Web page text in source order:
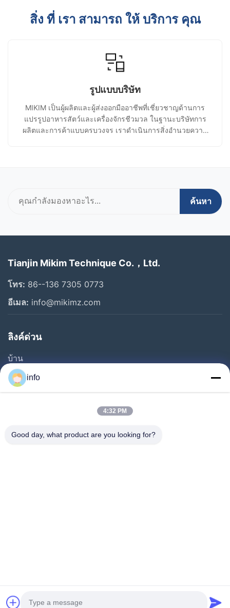
สิ่ง ที่ เรา สามารถ ให้ บริการ คุณ
รูปแบบบริษัท
MIKIM เป็นผู้ผลิตและผู้ส่งออกมืออาชีพที่เชี่ยวชาญด้านการ
แปรรูปอาหารสัตว์และเครื่องจักรชีวมวล ในฐานะบริษัทการ
ผลิตและการค้าแบบครบวงจร เราดำเนินการสิ่งอำนวยความ
ปรับแต่งให้เหมาะกับลูกค้าทั่วโลก
ค้นหา
Tianjin Mikim Technique Co.，Ltd.
โทร: 86--136 7305 0773
อีเมล: info@mikimz.com
ลิงค์ด่วน
บ้าน
สินค้า
รายการ VR
ทัวร์โรงงาน
©2016- Tianjin Mikim Technique co.，Ltd.. สงวนลิขสิทธิ์
info
4:32 PM
Good day, what product are you looking for?